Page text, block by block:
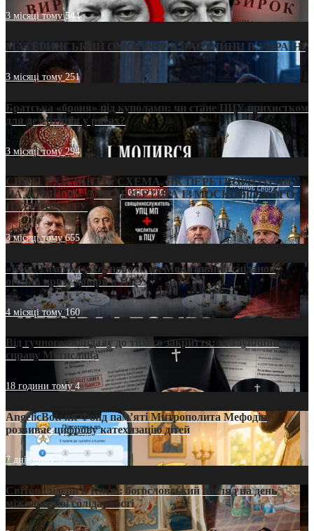
3 місяці тому544
МАТЕРИНСЬКИЙ ОМОРФОР В ЧАС ВІЙНИ В УКРАЇНІ
3 місяці тому251
Братська «броня» під куполами: чи стане ПЦУ прихистком
для дезертирів у рясах?
3 місяці тому294
СВЯТІ УХИЛЯНТИ: СХЕМА, ЯК ПЕРЕТВОРИТИ ПЦУ
НА «ОФШОР» ДЛЯ ДЕЗЕРТИРА ІЗ МОСКОВСЬКОГО
ПАТРІАРХАТУ
3 місяці тому655
«Кейс Тихона» у Тернополі: як Молитовний сніданок
оголив кризу довіри в ПЦУ
4 місяці тому160
Від гучного скандалу до тихого закриття: хто зупинив
справу Мстислава
18 години тому4
AngelicBot: як Фонд пам’яті Митрополита Мефодія
розвиває цифрову катехизацію дітей
7 днів тому12
Світові лідери в Києві: богословський погляд на день
міжнародної солідарності